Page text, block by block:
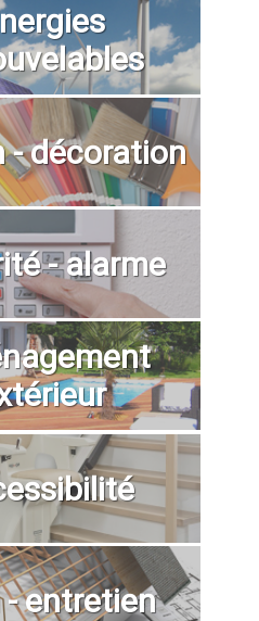
- décoration
- alarme
- entretien